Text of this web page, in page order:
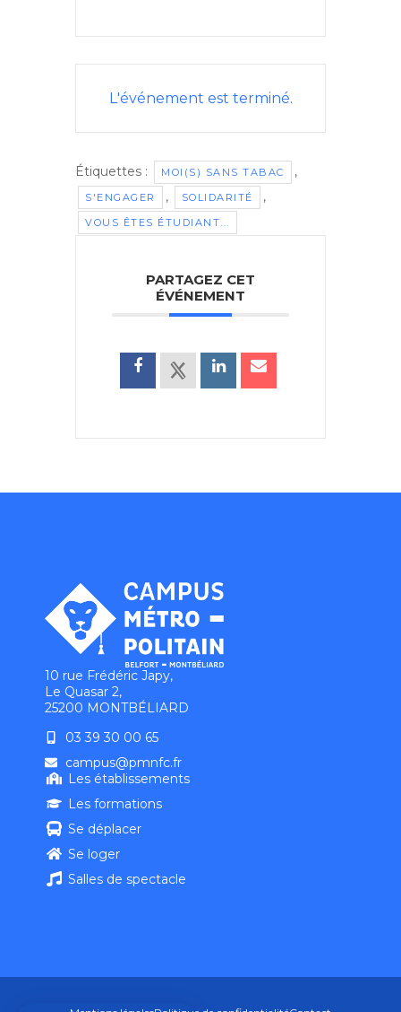
L'événement est terminé.
Étiquettes : MOI(S) SANS TABAC ,
S'ENGAGER , SOLIDARITÉ ,
VOUS ÊTES ÉTUDIANT...
PARTAGEZ CET
ÉVÉNEMENT
10 rue Frédéric Japy,
Le Quasar 2,
25200 MONTBÉLIARD
03 39 30 00 65
campus@pmnfc.fr
Les établissements
Les formations
Se déplacer
Se loger
Salles de spectacle